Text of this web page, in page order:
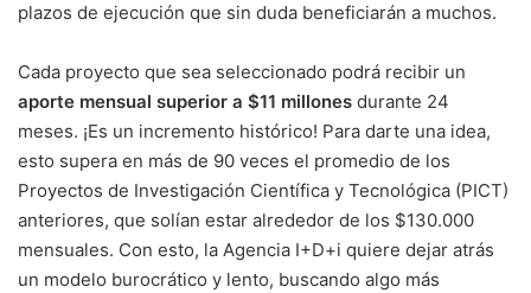
plazos de ejecución que sin duda beneficiarán a muchos.
Cada proyecto que sea seleccionado podrá recibir un
aporte mensual superior a $11 millones durante 24
meses. ¡Es un incremento histórico! Para darte una idea,
esto supera en más de 90 veces el promedio de los
Proyectos de Investigación Científica y Tecnológica (PICT)
anteriores, que solían estar alrededor de los $130.000
mensuales. Con esto, la Agencia I+D+i quiere dejar atrás
un modelo burocrático y lento, buscando algo más